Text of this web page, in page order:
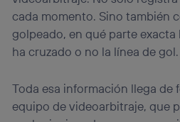
cada momento. Sino también
golpeado, en qué parte
ha cruzado o no la línea de gol.
Toda esa información llega de
equipo de videoarbitraje, que